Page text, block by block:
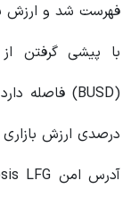
با پیشی گرفتن
درصدی ارزش